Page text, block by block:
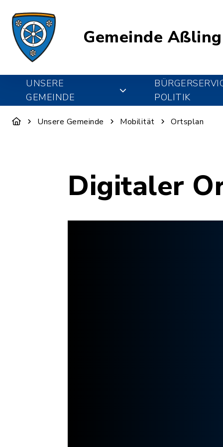
Gemeinde Aßling
UNSERE
GEMEINDE
POLITIK
Unsere Gemeinde Mobilität Ortsplan
Digitaler